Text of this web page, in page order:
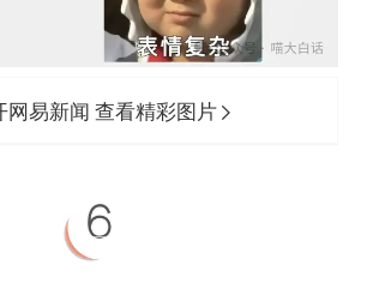
网易新闻 查看精彩图片